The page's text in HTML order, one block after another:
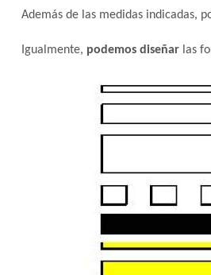
Además de las medidas indicadas,
Igualmente, podemos diseñarlas